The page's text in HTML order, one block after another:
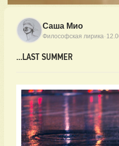
Саша Мио
Философская лирика·
...LAST SUMMER